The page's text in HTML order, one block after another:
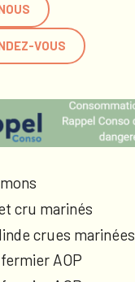
VOUS
cru marinés
crues marinées
AOP